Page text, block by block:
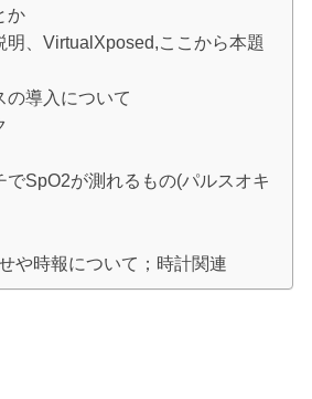
か
明、VirtualXposed,ここから本題
の導入について
でSpO2が測れるもの(パルスオキ
や時報について；時計関連